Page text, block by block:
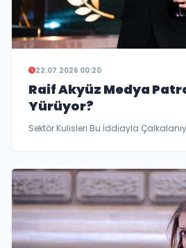
22.07.2026 00:20
Raif Akyüz Medya
Yürüyor?
Sektör Kulisleri Bu İddiayla